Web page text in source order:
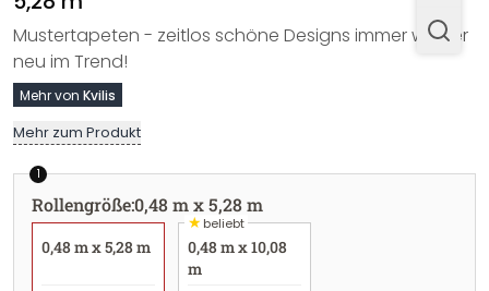
Mustertapeten - zeitlos schöne Designs immer wieder
neu im Trend!
Mehr von Kvilis
Mehr zum Produkt
1
Rollengröße:0,48 m x 5,28 m
0,48 m x 5,28 m
★beliebt
0,48 m x 10,08
m